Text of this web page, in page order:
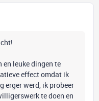
en leuke dingen te
effect omdat ik
erger werd, ik probeer
te doen en